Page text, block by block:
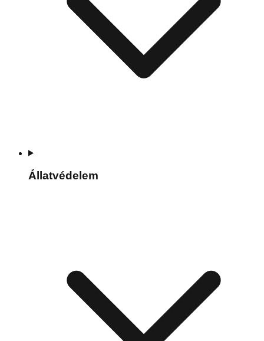
Állatvédelem